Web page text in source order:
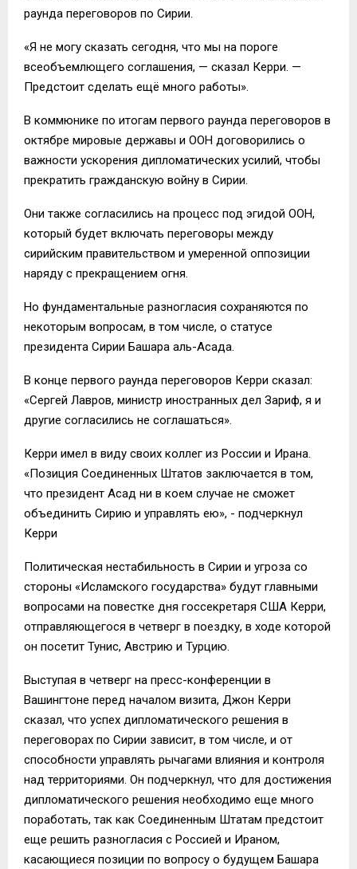
раунда переговоров по Сирии.
«Я не могу сказать сегодня, что мы на пороге
всеобъемлющего соглашения, — сказал Керри. —
Предстоит сделать ещё много работы».
В коммюнике по итогам первого раунда переговоров в
октябре мировые державы и ООН договорились о
важности ускорения дипломатических усилий, чтобы
прекратить гражданскую войну в Сирии.
Они также согласились на процесс под эгидой ООН,
который будет включать переговоры между
сирийским правительством и умеренной оппозиции
наряду с прекращением огня.
Но фундаментальные разногласия сохраняются по
некоторым вопросам, в том числе, о статусе
президента Сирии Башара аль-Асада.
В конце первого раунда переговоров Керри сказал:
«Сергей Лавров, министр иностранных дел Зариф, я и
другие согласились не соглашаться».
Керри имел в виду своих коллег из России и Ирана.
«Позиция Соединенных Штатов заключается в том,
что президент Асад ни в коем случае не сможет
объединить Сирию и управлять ею», ­- подчеркнул
Керри
Политическая нестабильность в Сирии и угроза со
стороны «Исламского государства» будут главными
вопросами на повестке дня госсекретаря США Керри,
отправляющегося в четверг в поездку, в ходе которой
он посетит Тунис, Австрию и Турцию.
Выступая в четверг на пресс-конференции в
Вашингтоне перед началом визита, Джон Керри
сказал, что успех дипломатического решения в
переговорах по Сирии зависит, в том числе, и от
способности управлять рычагами влияния и контроля
над территориями. Он подчеркнул, что для достижения
дипломатического решения необходимо еще много
поработать, так как Соединенным Штатам предстоит
еще решить разногласия с Россией и Ираном,
касающиеся позиции по вопросу о будущем Башара